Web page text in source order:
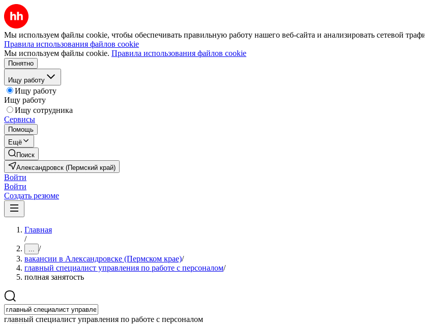
Мы используем файлы cookie, чтобы обеспечивать правильную работу нашего веб-сайта и анализировать сетевой
Правила использования файлов cookie
Мы используем файлы cookie. Правила использования файлов cookie
Понятно
Ищу работу
Ищу работу
Ищу работу
Ищу сотрудника
Сервисы
Помощь
Ещё
Поиск
Александровск (Пермский край)
Войти
Войти
Создать резюме
Главная
/
... /
вакансии в Александровске (Пермском крае)/
главный специалист управления по работе с персоналом/
полная занятость
главный специалист управления по работе с персоналом